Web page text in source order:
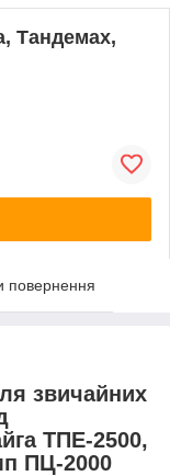
Тандемах,
повернення
звичайних
ТПЕ-2500,
ПЦ-2000